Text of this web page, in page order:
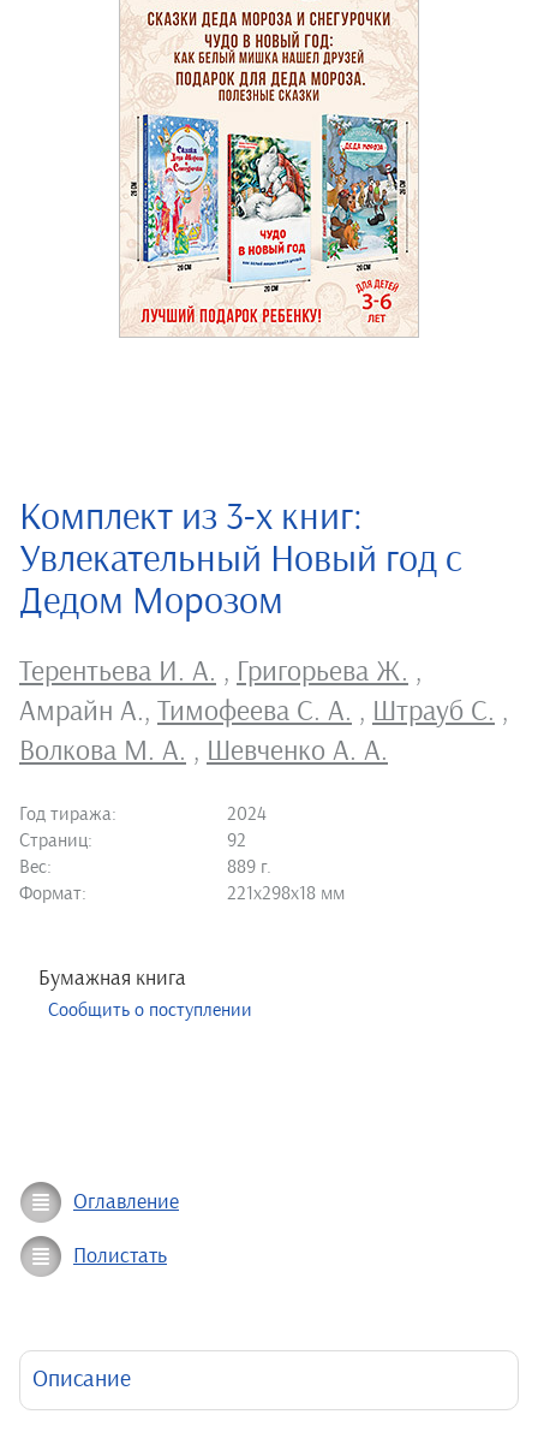
Комплект из 3-х книг:
Увлекательный Новый год с
Дедом Морозом
Терентьева И. А. , Григорьева Ж. ,
Амрайн А., Тимофеева С. А. , Штрауб С. ,
Волкова М. А. , Шевченко А. А.
Год тиража:
2024
Страниц:
92
Вес:
889 г.
Формат:
221х298х18 мм
Бумажная книга
Сообщить о поступлении
Оглавление
Полистать
Описание